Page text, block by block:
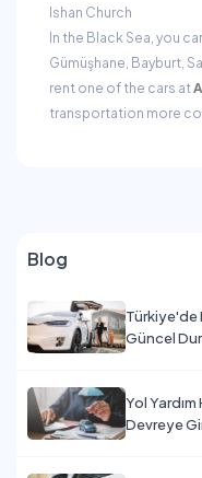
Ishan Church
In the Black Sea, you
Gümüşhane, Bayburt,
rent one of the cars at
transportation more
Blog
Türkiye'de
Güncel
Yol
Devreye